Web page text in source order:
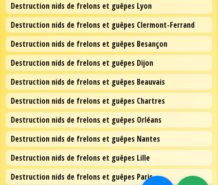
Destruction nids de frelons et guêpes Lyon
Destruction nids de frelons et guêpes Clermont-Ferrand
Destruction nids de frelons et guêpes Besançon
Destruction nids de frelons et guêpes Dijon
Destruction nids de frelons et guêpes Beauvais
Destruction nids de frelons et guêpes Chartres
Destruction nids de frelons et guêpes Orléans
Destruction nids de frelons et guêpes Nantes
Destruction nids de frelons et guêpes Lille
Destruction nids de frelons et guêpes Paris